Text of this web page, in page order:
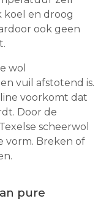
en droog
ook geen
wol
vuil afstotend is.
voorkomt dat
Door de
scheerwol
vorm. Breken of
pure